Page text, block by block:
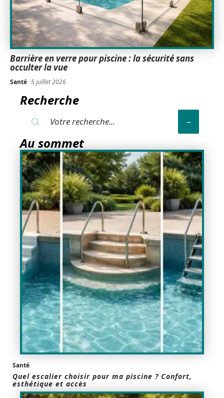
Barrière en verre pour piscine : la sécurité sans
occulter la vue
Santé 5 juillet 2026
Recherche
Au sommet
Santé
Quel escalier choisir pour ma piscine ? Confort,
esthétique et accès